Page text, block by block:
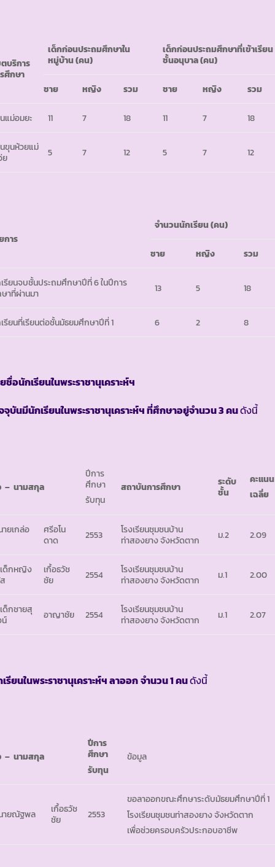
บริการ
ศึกษา
เด็กก่อนประถมศึกษาใน
หมู่บ้าน(คน)
เด็กก่อนประถมศึกษาที่เข้าเรียน
ชั้นอนุบาล(คน)
ชาย หญิง รวม ชาย หญิง รวม
แม่อมยะ 11 7 18 11 7 18
ขุนห้วยแม่
ย
5 7 12 5 7 12
การ
จำนวนนักเรียน(คน)
ชาย หญิง รวม
รียนจบชั้นประถมศึกษาปีที่ 6 ในปีการ
าที่ผ่านมา
13 5 18
รียนที่เรียนต่อชั้นมัธยมศึกษาปีที่ 1 6 2 8
ชื่อนักเรียนในพระราชานุเคราะห์ฯ
จุบันมีนักเรียนในพระราชานุเคราะห์ฯ ที่ศึกษาอยู่จำนวน 3 คนดังนี้
– นามสกุล
ปีการ
ศึกษา
รับทุน
สถาบันการศึกษา
ระดับ
ชั้น
คะแนน
เฉลี่ย
ายเกล่อ
ศรีอโน
ดาด
2553
โรงเรียนชุมชนบ้าน
ท่าสองยาง จังหวัดตาก
ม.2 2.09
ด็กหญิง
เกื้อธวัช
ชัย
2554
โรงเรียนชุมชนบ้าน
ท่าสองยาง จังหวัดตาก
ม.1 2.00
ด็กชายสุ
อาญาชัย 2554
โรงเรียนชุมชนบ้าน
ท่าสองยาง จังหวัดตาก
ม.1 2.07
รียนในพระราชานุเคราะห์ฯ ลาออกจำนวน1 คนดังนี้
– นามสกุล
ปีการ
ศึกษา
รับทุน
ข้อมูล
ายณัฐพล
เกื้อธวัช
ชัย
2553
ขอลาออกขณะศึกษาระดับมัธยมศึกษาปีที่ 1
โรงเรียนชุมชนท่าสองยาง จังหวัดตาก
เพื่อช่วยครอบครัวประกอบอาชีพ